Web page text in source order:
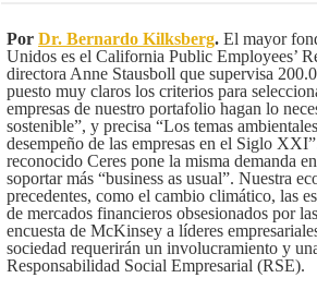
Por Dr. Bernardo Kilksberg. El mayor
Unidos es el California Public Employees’
directora Anne Stausboll que supervisa
puesto muy claros los criterios para
empresas de nuestro portafolio hagan lo
sostenible”, y precisa “Los temas
desempeño de las empresas en el Siglo
reconocido Ceres pone la misma demanda
soportar más “business as usual”. Nuestra
precedentes, como el cambio climático, las
de mercados financieros obsesionados por
encuesta de McKinsey a líderes
sociedad requerirán un involucramiento y
Responsabilidad Social Empresarial (RSE).